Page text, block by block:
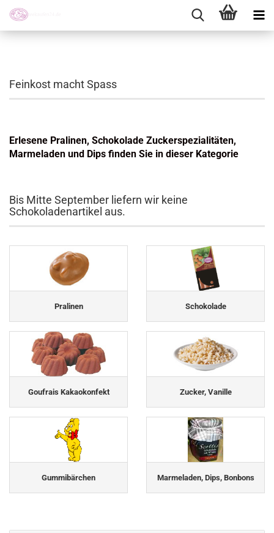
Feinkost macht Spass
Erlesene Pralinen, Schokolade Zuckerspezialitäten,
Marmeladen und Dips finden Sie in dieser Kategorie
Bis Mitte September liefern wir keine
Schokoladenartikel aus.
Pralinen Schokolade
Goufrais Kakaokonfekt Zucker, Vanille
Gummibärchen Marmeladen, Dips, Bonbons